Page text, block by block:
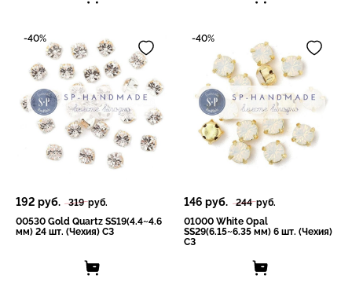
192 руб. 319руб.
00530 Gold Quartz SS19(4.4~4.6
мм) 24 шт. (Чехия) СЗ
-40%
146 руб. 244руб.
01000 White Opal
SS29(6.15~6.35 мм) 6 шт. (Чехия)
СЗ
-40%